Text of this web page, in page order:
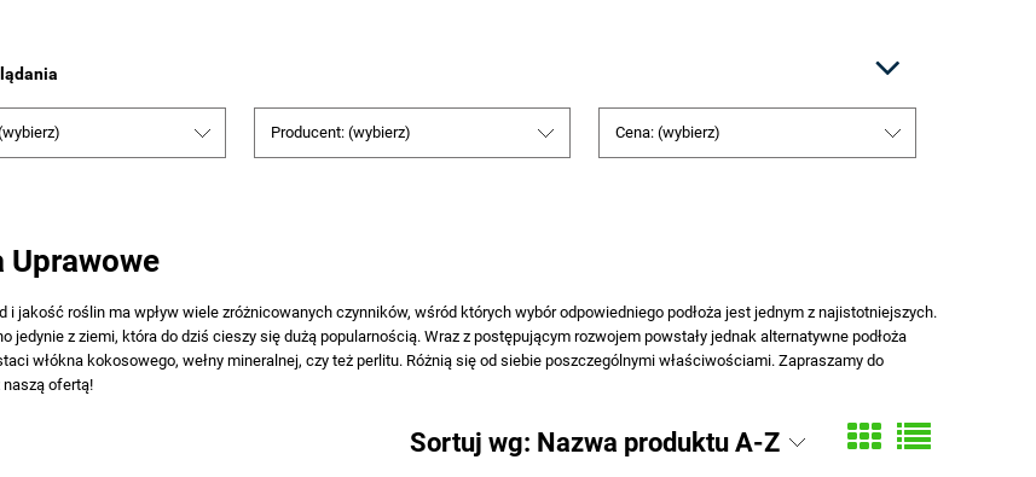
Producent: (wybierz) Cena: (wybierz)
Uprawowe
i jakość roślin ma wpływ wiele zróżnicowanych czynników, wśród których wybór odpowiedniego podłoża jest jednym z najistotniejszych.
jedynie z ziemi, która do dziś cieszy się dużą popularnością. Wraz z postępującym rozwojem powstały jednak alternatywne podłoża
włókna kokosowego, wełny mineralnej, czy też perlitu. Różnią się od siebie poszczególnymi właściwościami. Zapraszamy do
naszą ofertą!
Sortuj wg: Nazwa produktu A-Z